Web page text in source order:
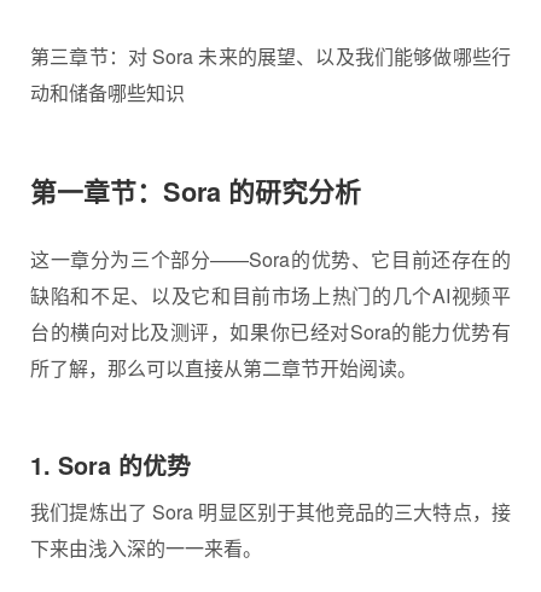
第三章节：对 Sora 未来的展望、以及我们能够做哪些行
动和储备哪些知识
第一章节：Sora 的研究分析
这一章分为三个部分——Sora的优势、它目前还存在的
缺陷和不足、以及它和目前市场上热门的几个AI视频平
台的横向对比及测评，如果你已经对Sora的能力优势有
所了解，那么可以直接从第二章节开始阅读。
1. Sora 的优势
我们提炼出了 Sora 明显区别于其他竞品的三大特点，接
下来由浅入深的一一来看。